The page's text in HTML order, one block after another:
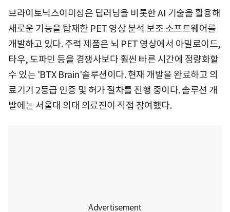
브라이토닉스이미징은 딥러닝을 비롯한 AI 기술을 활용해
새로운 기능을 탑재한 PET 영상 분석 보조 소프트웨어를
개발하고 있다. 주력 제품은 뇌 PET 영상에서 아밀로이드,
타우, 도파민 등을 경쟁사보다 훨씬 빠른 시간에 정량화할
수 있는 'BTX Brain'솔루션이다. 현재 개발을 완료하고 의
료기기 2등급 인증 및 허가 절차를 진행 중이다. 솔루션 개
발에는 서울대 의대 의료진이 직접 참여했다.